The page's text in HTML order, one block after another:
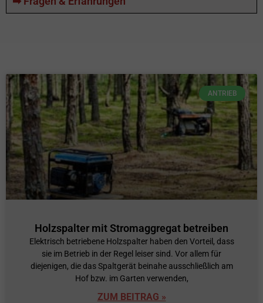
ANTRIEB
Holzspalter mit Stromaggregat betreiben
Elektrisch betriebene Holzspalter haben den Vorteil, dass
sie im Betrieb in der Regel leiser sind. Vor allem für
diejenigen, die das Spaltgerät beinahe ausschließlich am
Hof bzw. im Garten verwenden,
ZUM BEITRAG »